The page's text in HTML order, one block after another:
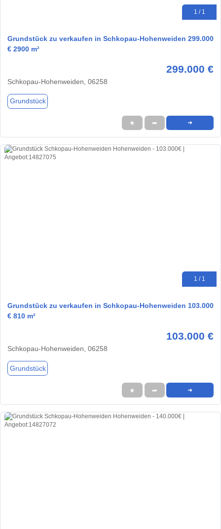
1 / 1
Grundstück zu verkaufen in Schkopau-Hohenweiden 299.000
€ 2900 m²
299.000 €
Schkopau-Hohenweiden, 06258
Grundstück
★ ➦ ➜
1 / 1
Grundstück zu verkaufen in Schkopau-Hohenweiden 103.000
€ 810 m²
103.000 €
Schkopau-Hohenweiden, 06258
Grundstück
★ ➦ ➜